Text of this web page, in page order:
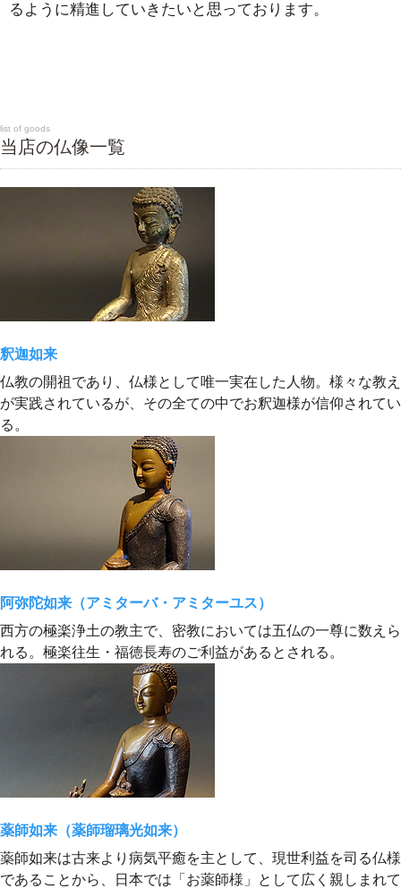
るように精進していきたいと思っております。
list of goods
当店の仏像一覧
釈迦如来
仏教の開祖であり、仏様として唯一実在した人物。様々な教え
が実践されているが、その全ての中でお釈迦様が信仰されてい
る。
阿弥陀如来（アミターバ・アミターユス）
西方の極楽浄土の教主で、密教においては五仏の一尊に数えら
れる。極楽往生・福徳長寿のご利益があるとされる。
薬師如来（薬師瑠璃光如来）
薬師如来は古来より病気平癒を主として、現世利益を司る仏様
であることから、日本では「お薬師様」として広く親しまれて